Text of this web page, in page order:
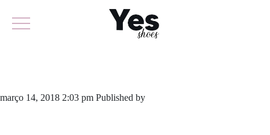
março 14, 2018 2:03 pm Published by